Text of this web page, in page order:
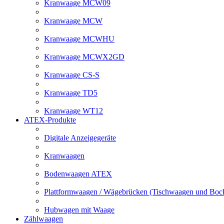
Kranwaage MCW09
Kranwaage MCW
Kranwaage MCWHU
Kranwaage MCWX2GD
Kranwaage CS-S
Kranwaage TD5
Kranwaage WT12
ATEX-Produkte
Digitale Anzeigegeräte
Kranwaagen
Bodenwaagen ATEX
Plattformwaagen / Wägebrücken (Tischwaagen und
Hubwagen mit Waage
Zählwaagen